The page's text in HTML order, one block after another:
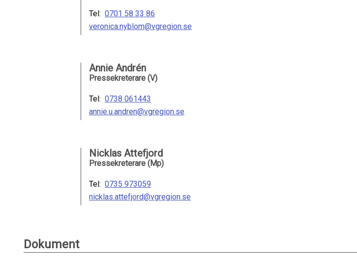
Tel: 0701 58 33 86
veronica.nyblom@vgregion.se
Annie Andrén
Pressekreterare (V)
Tel: 0738 061443
annie.u.andren@vgregion.se
Nicklas Attefjord
Pressekreterare (Mp)
Tel: 0735 973059
nicklas.attefjord@vgregion.se
Dokument